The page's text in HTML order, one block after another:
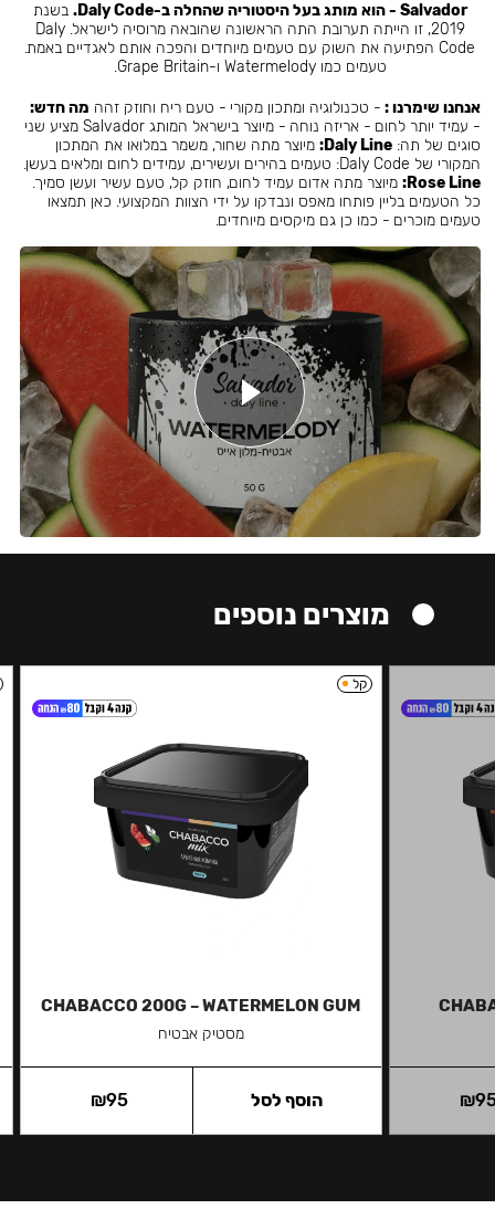
Salvador - הוא מותג בעל היסטוריה שהחלה ב-Daly Code.
בשנת
2019, זו הייתה תערובת התה הראשונה שהובאה מרוסיה לישראל. Daly
Code הפתיעה את השוק עם טעמים מיוחדים והפכה אותם לאגדיים באמת.
טעמים כמו Watermelody ו-Grape Britain.
אנחנו שימרנו : - טכנולוגיה ומתכון מקורי - טעם ריח וחוזק זהה מה חדש:
- עמיד יותר לחום - אריזה נוחה - מיוצר בישראל המותג Salvador מציע שני
סוגים של תה:Daly Line: מיוצר מתה שחור, משמר במלואו את המתכון
המקורי של Daly Code: טעמים בהירים ועשירים, עמידים לחום ומלאים בעשן.
Rose Line: מיוצר מתה אדום עמיד לחום, חוזק קל, טעם עשיר ועשן סמיך.
כל הטעמים בליין פותחו מאפס ונבדקו על ידי הצוות המקצועי. כאן תמצאו
טעמים מוכרים - כמו כן גם מיקסים מיוחדים.
מוצרים נוספים
₪
קל
CHABACCO 200G – WATERMELON GUM
מסטיק אבטיח
₪95 הוסף לסל